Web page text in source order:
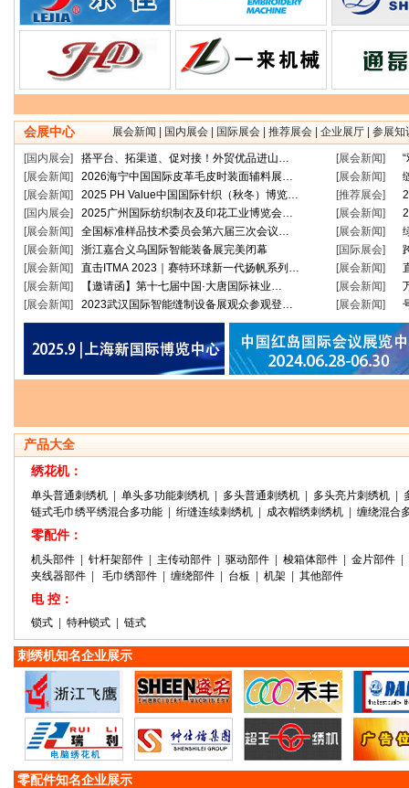
会展中心 展会新闻 国内展会 国际展会 推荐展会 企业展厅 参展知
[国内展会] 搭平台、拓渠道、促对接！外贸优品进山… [展会新闻]
[展会新闻]
2026海宁中国国际皮革毛皮时装面辅料展… [展会新闻]
[展会新闻]
2025 PH Value中国国际针织（秋冬）博览… [推荐展会]
[国内展会]
2025广州国际纺织制衣及印花工业博览会… [展会新闻]
[展会新闻]
全国标准样品技术委员会第六届三次会议… [展会新闻]
[展会新闻]
浙江嘉合义乌国际智能装备展完美闭幕 [国际展会]
[展会新闻]
直击ITMA 2023｜赛特环球新一代扬帆系列… [展会新闻]
[展会新闻]
【邀请函】第十七届中国·大唐国际袜业… [展会新闻]
[展会新闻]
2023武汉国际智能缝制设备展观众参观登… [展会新闻]
产品大全
绣花机：
单头普通刺绣机| 单头多功能刺绣机| 多头普通刺绣机| 多头亮片刺绣机|
链式毛巾绣平绣混合多功能| 绗缝连续刺绣机| 成衣帽绣刺绣机| 缠绕混合
零配件：
机头部件| 针杆架部件| 主传动部件| 驱动部件| 梭箱体部件| 金片部件|
夹线器部件| 毛巾绣部件| 缠绕部件| 台板 机架| 其他部件
电 控：
锁式| 特种锁式| 链式
刺绣机知名企业展示
零配件知名企业展示